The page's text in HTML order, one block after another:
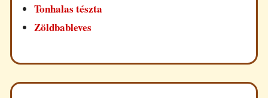
Tonhalas tészta
Zöldbableves